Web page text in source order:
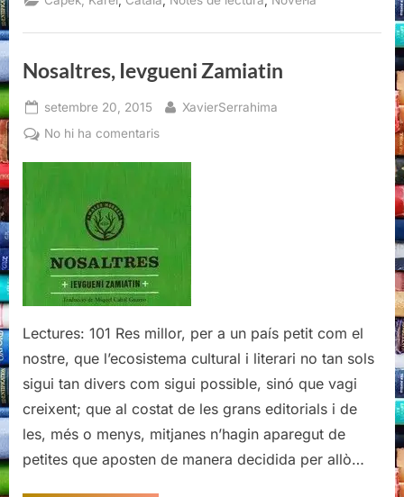
Karel
Nosaltres, Ievgueni Zamiatin
Posted
on
setembre 20, 2015 By
XavierSerrahima
No hi ha comentarisa
Lectures: 101 Res millor, per a un país petit com el
nostre, que l’ecosistema cultural i literari no tan sols
sigui tan divers com sigui possible, sinó que vagi
creixent; que al costat de les grans editorials i de
les, més o menys, mitjanes n’hagin aparegut de
petites que aposten de manera decidida per allò…